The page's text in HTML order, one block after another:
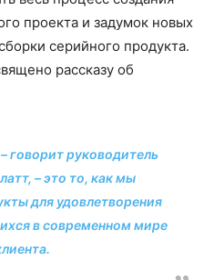
проекта и задумок новых
серийного продукта.
рассказу об
говорит руководитель
– это то, как мы
для удовлетворения
в современном мире